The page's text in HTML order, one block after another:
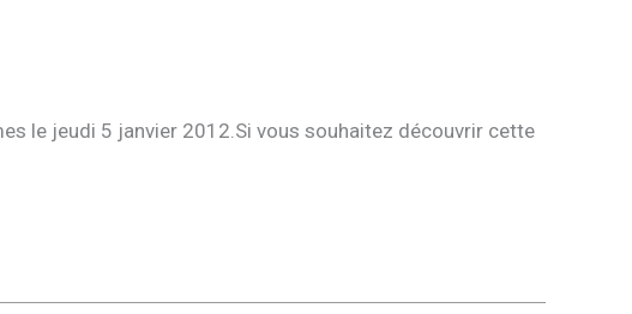
le jeudi 5 janvier 2012.Si vous souhaitez découvrir cette